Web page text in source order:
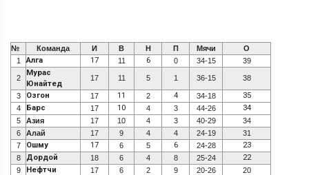
№ Команда И В Н П Мячи
О
1
Алга 17 11 6 0 34-15 39
2
Мурас
Юнайтед
17 11 5 1 36-15 38
3 Озгон 17 11 2 4 34-18 35
4 Барс 17 10 4 3 44-26 34
5 Азия 17 10 4 3 40-29
34
6
Алай 17 9 4 4 24-19
31
7
Ошму 17 6 5 6 24-28 23
8 Дордой 18 6 4 8 25-24 22
9 Нефтчи 17 6 2 9 20-26
20